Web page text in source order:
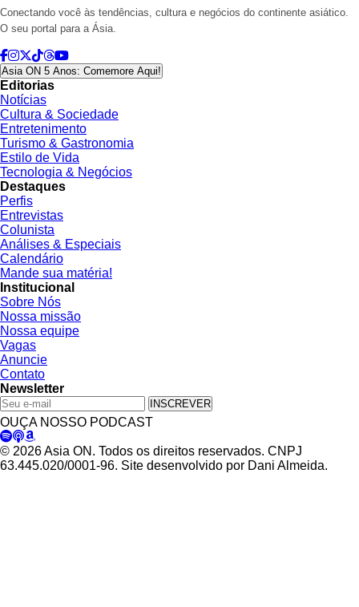
Conectando você às tendências, cultura e negócios do continente asiático.
O seu portal para a Ásia.
Asia ON 5 Anos: Comemore Aqui!
Editorias
Notícias
Cultura & Sociedade
Entretenimento
Turismo & Gastronomia
Estilo de Vida
Tecnologia & Negócios
Destaques
Perfis
Entrevistas
Colunista
Análises & Especiais
Calendário
Mande sua matéria!
Institucional
Sobre Nós
Nossa missão
Nossa equipe
Vagas
Anuncie
Contato
Newsletter
INSCREVER
OUÇA NOSSO PODCAST
© 2026 Asia ON. Todos os direitos reservados. CNPJ
63.445.020/0001-96. Site desenvolvido por Dani Almeida.